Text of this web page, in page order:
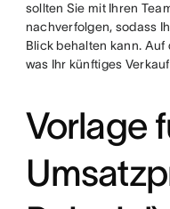
sollten Sie mit Ihren
nachverfolgen, sodass
Blick behalten kann. Auf
was Ihr künftiges
Vorlage